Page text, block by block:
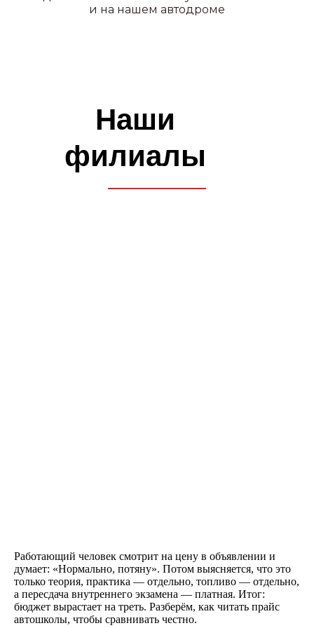
и на нашем автодроме
Работающий человек смотрит на цену в объявлении и
думает: «Нормально, потяну». Потом выясняется, что это
только теория, практика — отдельно, топливо — отдельно,
а пересдача внутреннего экзамена — платная. Итог:
бюджет вырастает на треть. Разберём, как читать прайс
автошколы, чтобы сравнивать честно.
оттачивания своих навыков
Возможность прохождения
водительской медицинской
комиссии на филиале
ВСЕ В ОДНОМ МЕСТЕ
Как проходит обучение